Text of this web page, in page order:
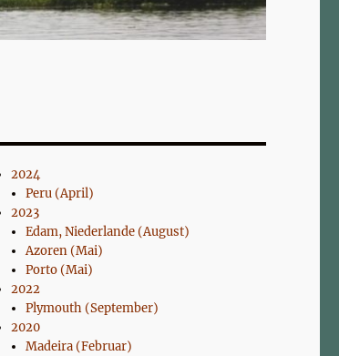
2024
Peru (April)
2023
Edam, Niederlande (August)
Azoren (Mai)
Porto (Mai)
2022
Plymouth (September)
2020
Madeira (Februar)